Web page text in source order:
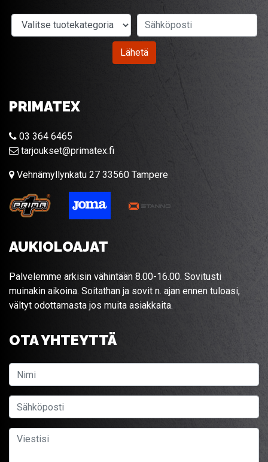
Valitse tuotekategoria
Lähetä
PRIMATEX
03 364 6465
tarjoukset@primatex.fi
Vehnämyllynkatu 27 33560 Tampere
AUKIOLOAJAT
Palvelemme arkisin vähintään 8.00-16.00. Sovitusti
muinakin aikoina. Soitathan ja sovit n. ajan ennen tuloasi,
vältyt odottamasta jos muita asiakkaita.
OTA YHTEYTTÄ